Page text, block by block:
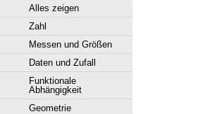
Alles zeigen
Zahl
Messen und Größen
Daten und Zufall
Funktionale
Abhängigkeit
Geometrie